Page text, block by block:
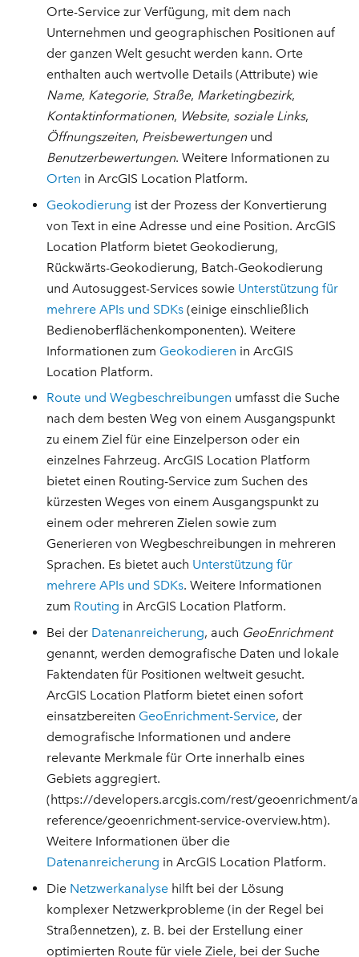
Orte-Service zur Verfügung, mit dem nach
Unternehmen und geographischen Positionen auf
der ganzen Welt gesucht werden kann. Orte
enthalten auch wertvolle Details (Attribute) wie
Name, Kategorie, Straße, Marketingbezirk,
Kontaktinformationen, Website, soziale Links,
Öffnungszeiten, Preisbewertungenund
Benutzerbewertungen. Weitere Informationen zu
Orten in ArcGIS Location Platform.
Geokodierung ist der Prozess der Konvertierung
von Text in eine Adresse und eine Position. ArcGIS
Location Platform bietet Geokodierung,
Rückwärts-Geokodierung, Batch-Geokodierung
und Autosuggest-Services sowie Unterstützung für
mehrere APIs und SDKs (einige einschließlich
Bedienoberflächenkomponenten). Weitere
Informationen zum Geokodieren in ArcGIS
Location Platform.
Route und Wegbeschreibungen umfasst die Suche
nach dem besten Weg von einem Ausgangspunkt
zu einem Ziel für eine Einzelperson oder ein
einzelnes Fahrzeug. ArcGIS Location Platform
bietet einen Routing-Service zum Suchen des
kürzesten Weges von einem Ausgangspunkt zu
einem oder mehreren Zielen sowie zum
Generieren von Wegbeschreibungen in mehreren
Sprachen. Es bietet auch Unterstützung für
mehrere APIs und SDKs. Weitere Informationen
zum Routing in ArcGIS Location Platform.
Bei der Datenanreicherung, auch GeoEnrichment
genannt, werden demografische Daten und lokale
Faktendaten für Positionen weltweit gesucht.
ArcGIS Location Platform bietet einen sofort
einsatzbereiten GeoEnrichment-Service, der
demografische Informationen und andere
relevante Merkmale für Orte innerhalb eines
Gebiets aggregiert.
(https://developers.arcgis.com/rest/geoenrichment/
reference/geoenrichment-service-overview.htm).
Weitere Informationen über die
Datenanreicherung in ArcGIS Location Platform.
Die Netzwerkanalyse hilft bei der Lösung
komplexer Netzwerkprobleme (in der Regel bei
Straßennetzen), z. B. bei der Erstellung einer
optimierten Route für viele Ziele, bei der Suche